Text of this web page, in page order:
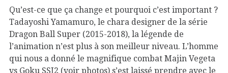
Qu’est-ce que ça change et pourquoi c’est important ?
Tadayoshi Yamamuro, le chara designer de la série
Dragon Ball Super (2015-2018), la légende de
l’animation n’est plus à son meilleur niveau. L’homme
qui nous a donné le magnifique combat Majin Vegeta
vs Goku SSJ2 (voir photos) s’est laissé prendre avec le